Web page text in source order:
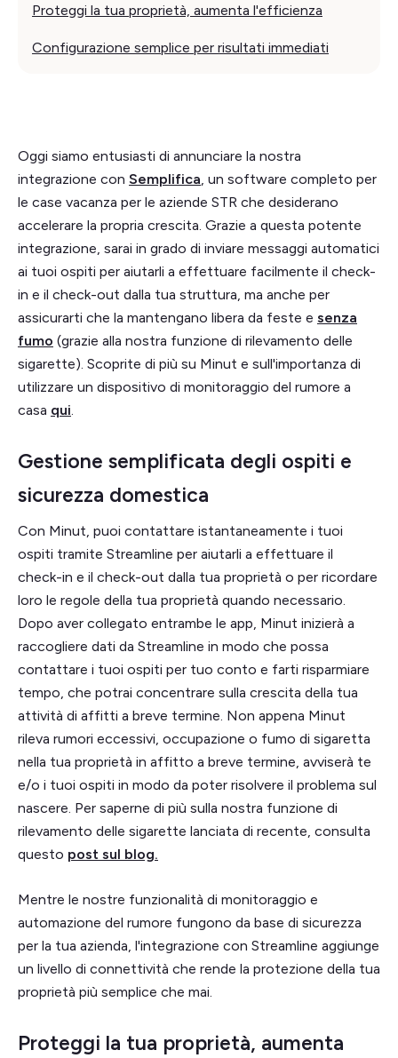
Proteggi la tua proprietà, aumenta l'efficienza
Configurazione semplice per risultati immediati
Oggi siamo entusiasti di annunciare la nostra
integrazione con Semplifica , un software completo per
le case vacanza per le aziende STR che desiderano
accelerare la propria crescita. Grazie a questa potente
integrazione, sarai in grado di inviare messaggi automatici
ai tuoi ospiti per aiutarli a effettuare facilmente il check-
in e il check-out dalla tua struttura, ma anche per
assicurarti che la mantengano libera da feste e senza
fumo (grazie alla nostra funzione di rilevamento delle
sigarette). Scoprite di più su Minut e sull'importanza di
utilizzare un dispositivo di monitoraggio del rumore a
casa qui
Gestione semplificata degli ospiti e
sicurezza domestica
Con Minut, puoi contattare istantaneamente i tuoi
ospiti tramite Streamline per aiutarli a effettuare il
check-in e il check-out dalla tua proprietà o per ricordare
loro le regole della tua proprietà quando necessario.
Dopo aver collegato entrambe le app, Minut inizierà a
raccogliere dati da Streamline in modo che possa
contattare i tuoi ospiti per tuo conto e farti risparmiare
tempo, che potrai concentrare sulla crescita della tua
attività di affitti a breve termine. Non appena Minut
rileva rumori eccessivi, occupazione o fumo di sigaretta
nella tua proprietà in affitto a breve termine, avviserà te
e/o i tuoi ospiti in modo da poter risolvere il problema sul
nascere. Per saperne di più sulla nostra funzione di
rilevamento delle sigarette lanciata di recente, consulta
questo post sul blog.
Mentre le nostre funzionalità di monitoraggio e
automazione del rumore fungono da base di sicurezza
per la tua azienda, l'integrazione con Streamline aggiunge
un livello di connettività che rende la protezione della tua
proprietà più semplice che mai.
Proteggi la tua proprietà, aumenta